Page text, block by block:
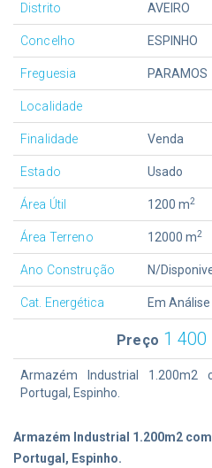
Distrito AVEIRO
Concelho ESPINHO
Freguesia PARAMOS
Localidade
Finalidade Venda
Estado Usado
Área Útil 1200 m2
Área Terreno 12000 m2
Ano Construção N/
Cat. Energética Em Análise
Preço 1 400
Armazém Industrial 1.200m2
Portugal, Espinho.
Armazém Industrial 1.200m2
Portugal, Espinho.